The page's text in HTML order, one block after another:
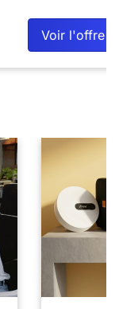
Voir l'offre